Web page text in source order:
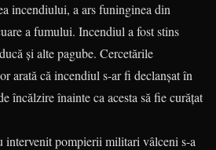
incendiului, a ars funinginea din
a fumului. Incendiul a fost stins
și alte pagube. Cercetările
arată că incendiul s-ar fi declanșat în
încălzire înainte ca acesta să fie curățat
intervenit pompierii militari vâlceni s-a